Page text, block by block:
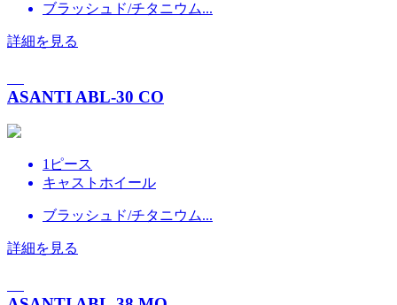
ブラッシュド/チタニウム...
詳細を見る
ASANTI ABL-30 CO
1ピース
キャストホイール
ブラッシュド/チタニウム...
詳細を見る